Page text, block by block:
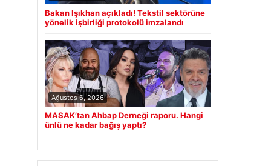
Bakan Işıkhan açıkladı! Tekstil sektörüne
yönelik işbirliği protokolü imzalandı
Ağustos 6, 2026
MASAK’tan Ahbap Derneği raporu. Hangi
ünlü ne kadar bağış yaptı?